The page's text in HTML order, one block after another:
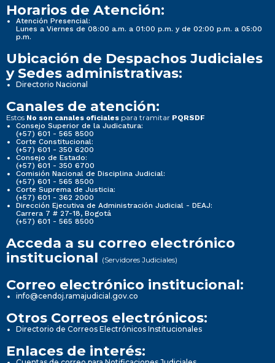
Horarios de Atención:
Atención Presencial:
Lunes a Viernes de 08:00 a.m. a 01:00 p.m. y de 02:00 p.m. a 05:00
p.m.
Ubicación de Despachos Judiciales
y Sedes administrativas:
Directorio Nacional
Canales de atención:
Estos No son canales oficiales para tramitar PQRSDF
Consejo Superior de la Judicatura:
(+57) 601 - 565 8500
Corte Constitucional:
(+57) 601 - 350 6200
Consejo de Estado:
(+57) 601 - 350 6700
Comisión Nacional de Disciplina Judicial:
(+57) 601 - 565 8500
Corte Suprema de Justicia:
(+57) 601 - 362 2000
Dirección Ejecutiva de Administración Judicial - DEAJ:
Carrera 7 # 27-18, Bogotá
(+57) 601 - 565 8500
Acceda a su correo electrónico
institucional (Servidores Judiciales)
Correo electrónico institucional:
info@cendoj.ramajudicial.gov.co
Otros Correos electrónicos:
Directorio de Correos Electrónicos Institucionales
Enlaces de interés: